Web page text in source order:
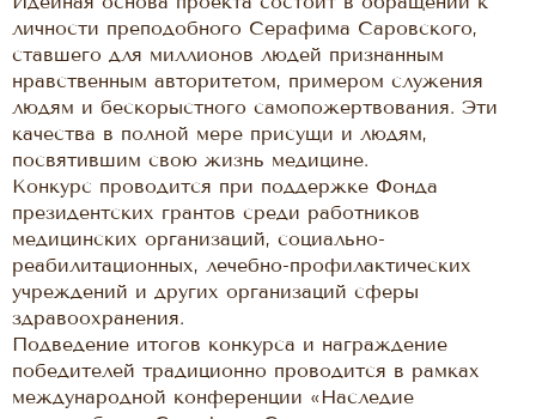
личности преподобного Серафима Саровского,
ставшего для миллионов людей признанным
нравственным авторитетом, примером служения
людям и бескорыстного самопожертвования. Эти
качества в полной мере присущи и людям,
посвятившим свою жизнь медицине.
Конкурс проводится при поддержке Фонда
президентских грантов среди работников
медицинских организаций, социально-
реабилитационных, лечебно-профилактических
учреждений и других организаций сферы
здравоохранения.
Подведение итогов конкурса и награждение
победителей традиционно проводится в рамках
международной конференции «Наследие